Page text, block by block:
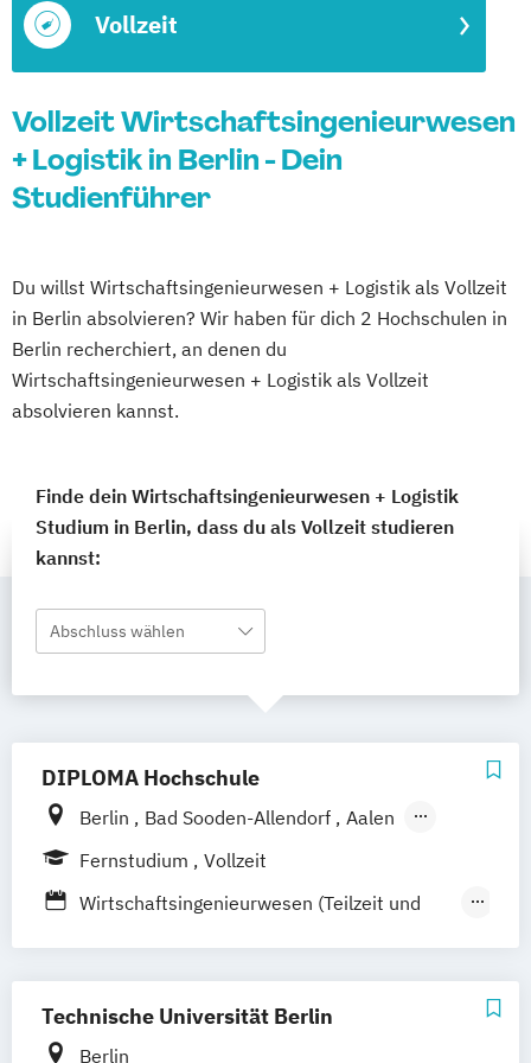
Vollzeit
Vollzeit Wirtschaftsingenieurwesen
+ Logistik in Berlin - Dein
Studienführer
Du willst Wirtschaftsingenieurwesen + Logistik als Vollzeit
in Berlin absolvieren? Wir haben für dich 2 Hochschulen in
Berlin recherchiert, an denen du
Wirtschaftsingenieurwesen + Logistik als Vollzeit
absolvieren kannst.
Finde dein Wirtschaftsingenieurwesen + Logistik
Studium in Berlin, dass du als Vollzeit studieren
kannst:
Abschluss wählen
DIPLOMA Hochschule
Berlin Bad Sooden-Allendorf
Aalen
Baden-Baden
Bonn
Leipzig Mannheim München Bochum
Kaiserslautern Wiesbaden Regenstauf
Dresden Hoyerswerda Magdeburg
Ostfildern Schwentinental / Kiel
Stein / Nürnberg
Fernstudium
Vollzeit
Wirtschaftsingenieurwesen (Teilzeit und
Schwerpunkt Nachhaltigkeit
Technische Universität Berlin
Berlin